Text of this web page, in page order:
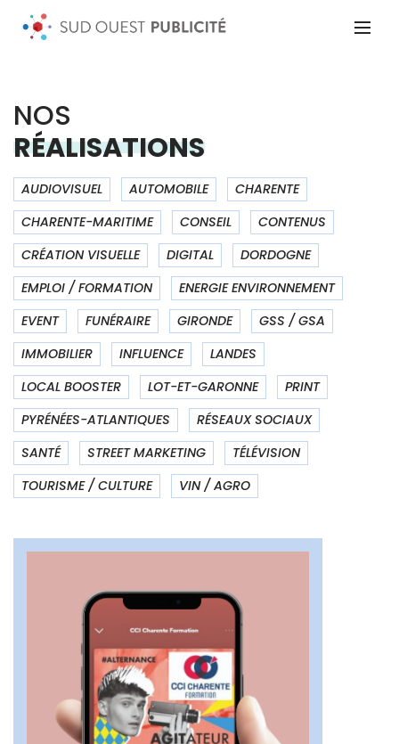
NOS
RÉALISATIONS
AUDIOVISUEL AUTOMOBILE
CHARENTE
CHARENTE-MARITIME
CONSEIL
CONTENUS
CRÉATION VISUELLE
DIGITAL
DORDOGNE
EMPLOI / FORMATION
ENERGIE ENVIRONNEMENT
EVENT
FUNÉRAIRE GIRONDE
GSS / GSA
IMMOBILIER
INFLUENCE
LANDES
LOCAL BOOSTER
LOT-ET-GARONNE
PRINT
PYRÉNÉES-ATLANTIQUES
RÉSEAUX SOCIAUX
SANTÉ
STREET MARKETING
TÉLÉVISION
TOURISME / CULTURE
VIN / AGRO